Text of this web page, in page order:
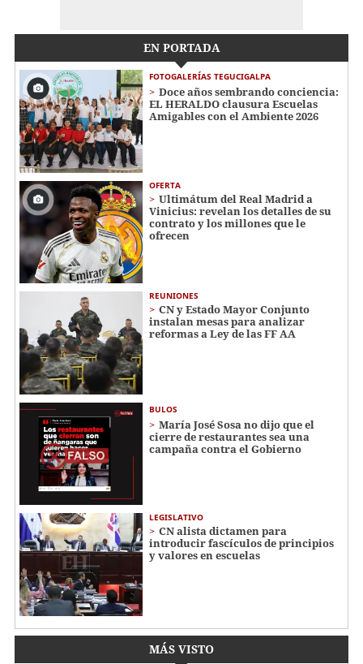
EN PORTADA
FOTOGALERÍAS TEGUCIGALPA
Doce años sembrando conciencia:
EL HERALDO clausura Escuelas
Amigables con el Ambiente 2026
OFERTA
Ultimátum del Real Madrid a
Vinicius: revelan los detalles de su
contrato y los millones que le
ofrecen
REUNIONES
CN y Estado Mayor Conjunto
instalan mesas para analizar
reformas a Ley de las FF AA
BULOS
María José Sosa no dijo que el
cierre de restaurantes sea una
campaña contra el Gobierno
LEGISLATIVO
CN alista dictamen para
introducir fascículos de principios
y valores en escuelas
MÁS VISTO